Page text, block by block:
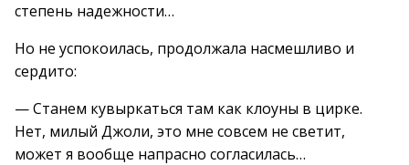
степень надежности…
Но не успокоилась, продолжала насмешливо и
сердито:
— Станем кувыркаться там как клоуны в цирке.
Нет, милый Джоли, это мне совсем не светит,
может я вообще напрасно согласилась…